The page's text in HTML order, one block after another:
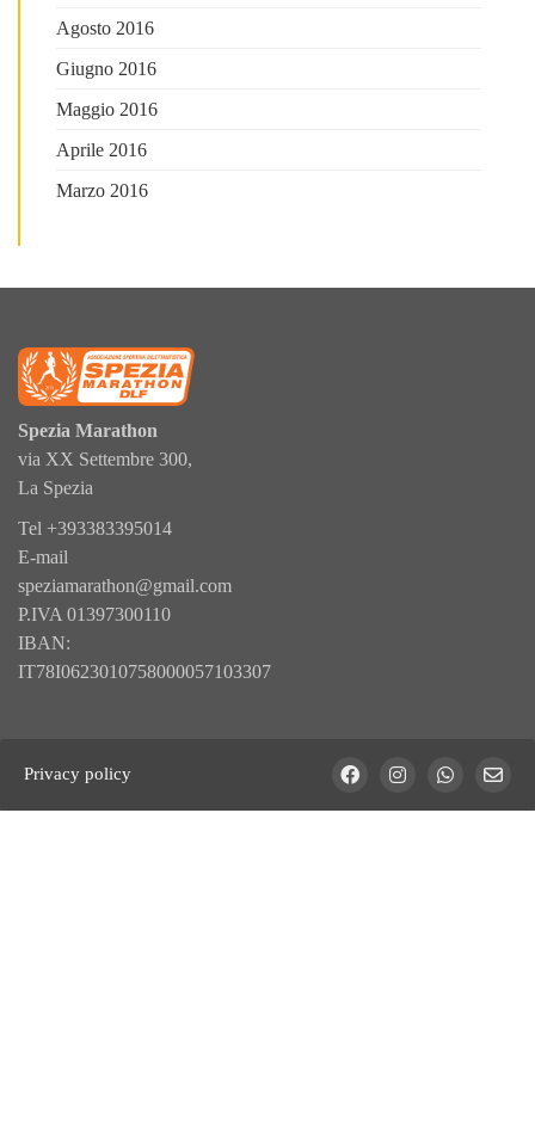
Agosto 2016
Giugno 2016
Maggio 2016
Aprile 2016
Marzo 2016
Spezia Marathon
via XX Settembre 300,
La Spezia
Tel +393383395014
E-mail
speziamarathon@gmail.com
P.IVA 01397300110
IBAN:
IT78I0623010758000057103307
Privacy policy